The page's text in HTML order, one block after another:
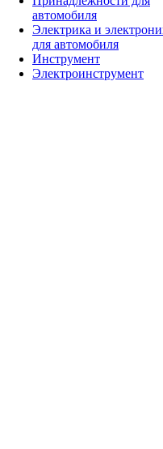
автомобиля
Электрика и
для автомобиля
Инструмент
Электроинструмент